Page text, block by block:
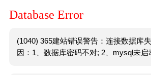
Database Error
(1040) 365建站错误警告：连接数据库
因：1、数据库密码不对; 2、mysql未启